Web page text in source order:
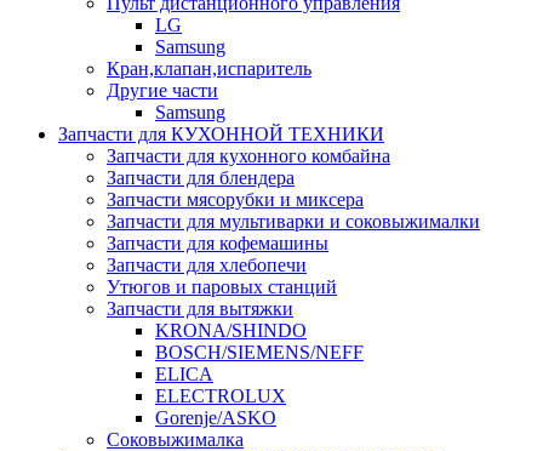
LG
Samsung
Кран,клапан,испаритель
Другие части
Samsung
Запчасти для КУХОННОЙ ТЕХНИКИ
Запчасти для кухонного комбайна
Запчасти для блендера
Запчасти мясорубки и миксера
Запчасти для мультиварки и соковыжималки
Запчасти для кофемашины
Запчасти для хлебопечи
Утюгов и паровых станций
Запчасти для вытяжки
KRONA/SHINDO
BOSCH/SIEMENS/NEFF
ELICA
ELECTROLUX
Gorenje/ASKO
Соковыжималка